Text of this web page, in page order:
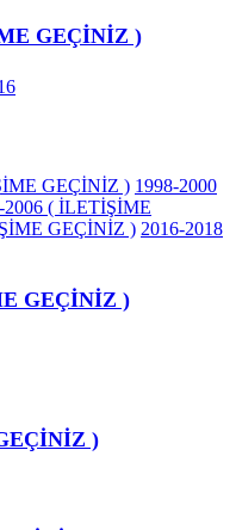
GEÇİNİZ )
GEÇİNİZ ) 1998-2000
2006 ( İLETİŞİME
GEÇİNİZ ) 2016-2018
GEÇİNİZ )
)